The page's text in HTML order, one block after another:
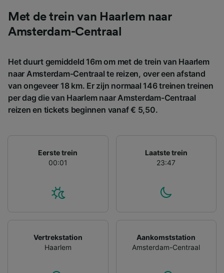
Met de trein van Haarlem naar
Amsterdam-Centraal
Het duurt gemiddeld 16m om met de trein van Haarlem
naar Amsterdam-Centraal te reizen, over een afstand
van ongeveer 18 km. Er zijn normaal 146 treinen treinen
per dag die van Haarlem naar Amsterdam-Centraal
reizen en tickets beginnen vanaf € 5,50.
Eerste trein
00:01
Laatste trein
23:47
Vertrekstation
Haarlem
Aankomststation
Amsterdam-Centraal
Wij en onze partners verwerken gegevens
voor de volgende doeleinden:
identificatie. Informatie op een apparaat
opslaan en/of openen. Gepersonaliseerde
advertenties en content, advertentie- en
contentmetingen, doelgroepenonderzoek en
ontwikkeling van diensten.